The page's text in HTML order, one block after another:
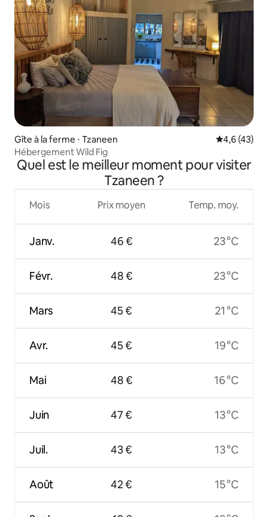
Gîte à la ferme ⋅ Tzaneen Évaluation
4,6 (43)
Hébergement Wild Fig
Quel est le meilleur moment pour visiter
Tzaneen ?
Mois
Janv.
Févr.
Mars
Avr.
Mai
Juin
Juil.
Août
Prix moyen
46 €
48 €
45 €
45 €
48 €
47 €
43 €
42 €
Temp. moy.
23 °C
23 °C
21 °C
19 °C
16 °C
13 °C
13 °C
15 °C